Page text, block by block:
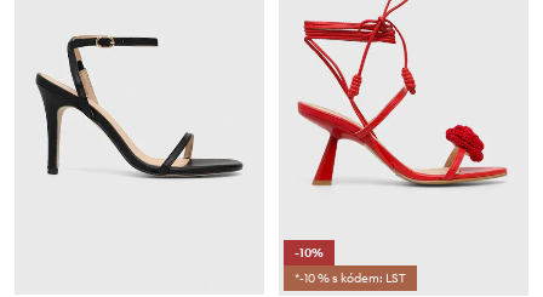
-10%
*-10 % s kódem: LST